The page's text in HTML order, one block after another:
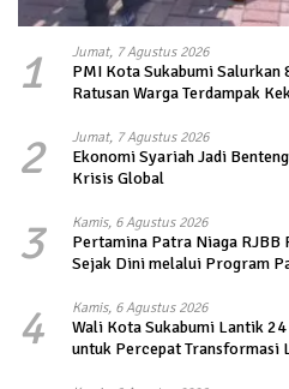
1 Jumat, 7 Agustus 2026
PMI Kota Sukabumi
Ratusan Warga Terdampak
2 Jumat, 7 Agustus 2026
Ekonomi Syariah Jadi
Krisis Global
3 Kamis, 6 Agustus 2026
Pertamina Patra Niaga RJBB
Sejak Dini melalui Program
4 Kamis, 6 Agustus 2026
Wali Kota Sukabumi Lantik
untuk Percepat Transformasi